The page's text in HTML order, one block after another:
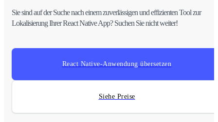
Sie sind auf der Suche nach einem zuverlässigen und effizienten Tool zur
Lokalisierung Ihrer React Native App? Suchen Sie nicht weiter!
React Native-Anwendung übersetzen
Siehe Preise